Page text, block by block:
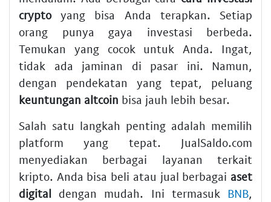
cryptoyang bisa Anda terapkan. Setiap
orang punya gaya investasi berbeda.
Temukan yang cocok untuk Anda. Ingat,
tidak ada jaminan di pasar ini. Namun,
dengan pendekatan yang tepat, peluang
keuntungan altcoin bisa jauh lebih besar.
Salah satu langkah penting adalah memilih
platform yang tepat. JualSaldo.com
menyediakan berbagai layanan terkait
kripto. Anda bisa beli atau jual berbagai aset
digital dengan mudah. Ini termasuk BNB